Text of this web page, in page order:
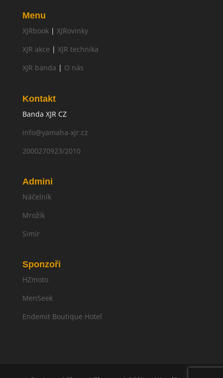
Menu
XJRbook| XJRovinky
XJR akce | XJR technika
XJR banda | O nás
Kontakt
Banda XJR CZ
info@yamaha-xjr.cz
2000270923/2010
Admini
Náčelník
Mrožík
Simír
Sponzoři
HZmoto
MenSeek
Endemit Boutique Hotel